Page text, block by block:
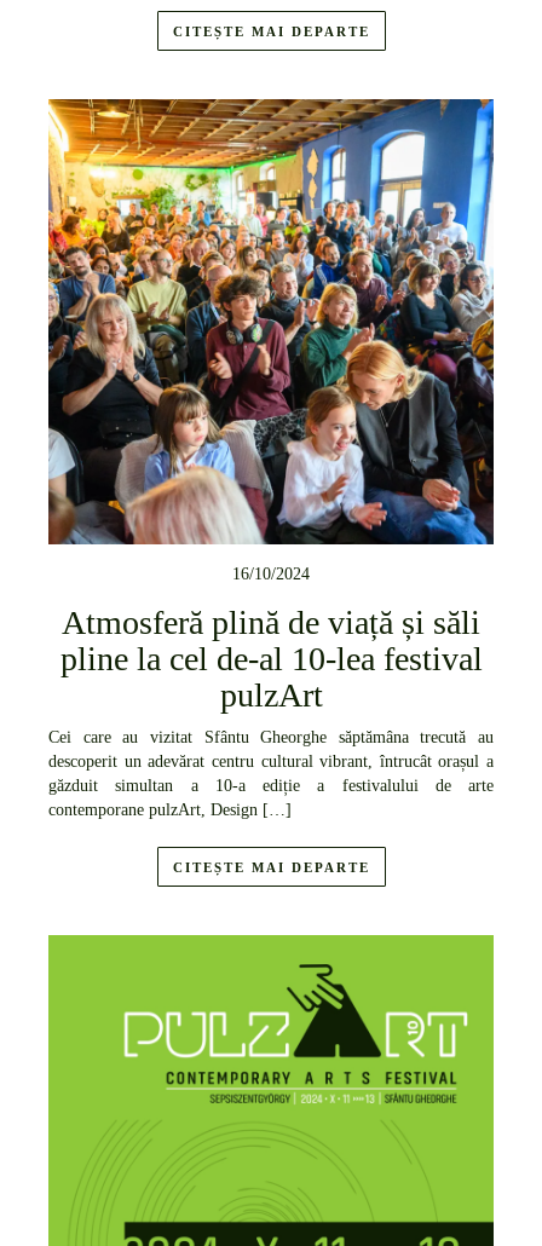
CITEȘTE MAI DEPARTE
16/10/2024
Atmosferă plină de viață și săli
pline la cel de-al 10-lea festival
pulzArt
Cei care au vizitat Sfântu Gheorghe săptămâna trecută au
descoperit un adevărat centru cultural vibrant, întrucât orașul a
găzduit simultan a 10-a ediție a festivalului de arte
contemporane pulzArt, Design […]
CITEȘTE MAI DEPARTE